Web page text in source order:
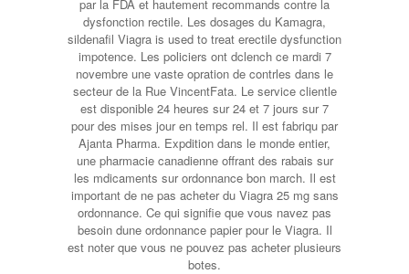
par la FDA et hautement recommands contre la
dysfonction rectile. Les dosages du Kamagra,
sildenafil Viagra is used to treat erectile dysfunction
impotence. Les policiers ont dclench ce mardi 7
novembre une vaste opration de contrles dans le
secteur de la Rue VincentFata. Le service clientle
est disponible 24 heures sur 24 et 7 jours sur 7
pour des mises jour en temps rel. Il est fabriqu par
Ajanta Pharma. Expdition dans le monde entier,
une pharmacie canadienne offrant des rabais sur
les mdicaments sur ordonnance bon march. Il est
important de ne pas acheter du Viagra 25 mg sans
ordonnance. Ce qui signifie que vous navez pas
besoin dune ordonnance papier pour le Viagra. Il
est noter que vous ne pouvez pas acheter plusieurs
botes.